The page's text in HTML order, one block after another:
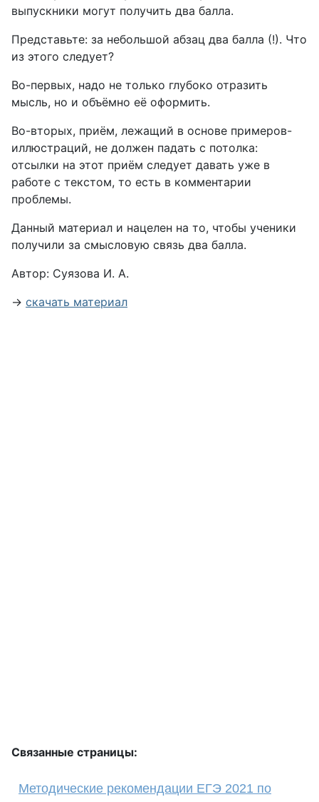
выпускники могут получить два балла.
Представьте: за небольшой абзац два балла (!). Что
из этого следует?
Во-первых, надо не только глубоко отразить
мысль, но и объёмно её оформить.
Во-вторых, приём, лежащий в основе примеров-
иллюстраций, не должен падать с потолка:
отсылки на этот приём следует давать уже в
работе с текстом, то есть в комментарии
проблемы.
Данный материал и нацелен на то, чтобы ученики
получили за смысловую связь два балла.
Автор: Суязова И. А.
→ скачать материал
Связанные страницы:
Методические рекомендации ЕГЭ 2021 по